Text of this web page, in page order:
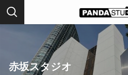
赤坂スタジオ